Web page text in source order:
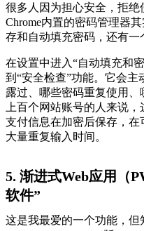
很多人因为担心安全，拒
Chrome内置的密码管理器
存和自动填充密码，还有一
在设置中进入“自动填充和
到“安全检查”功能。它会
露过、哪些密码重复使用
上百个网站账号的人来说
支付信息在加密后保存，
大量重复输入时间。
5. 渐进式Web应用（
软件”
这是我最爱的一个功能，